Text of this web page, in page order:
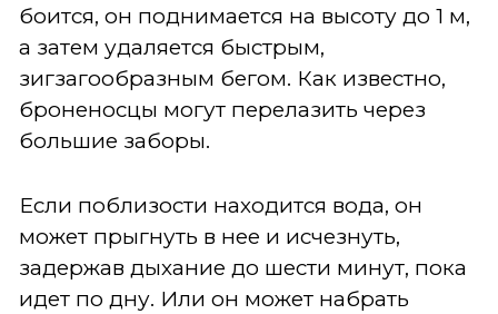
боится, он поднимается на высоту до 1 м,
а затем удаляется быстрым,
зигзагообразным бегом. Как известно,
броненосцы могут перелазить через
большие заборы.
Если поблизости находится вода, он
может прыгнуть в нее и исчезнуть,
задержав дыхание до шести минут, пока
идет по дну. Или он может набрать